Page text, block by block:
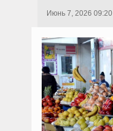
Июнь 7, 2026 09:20